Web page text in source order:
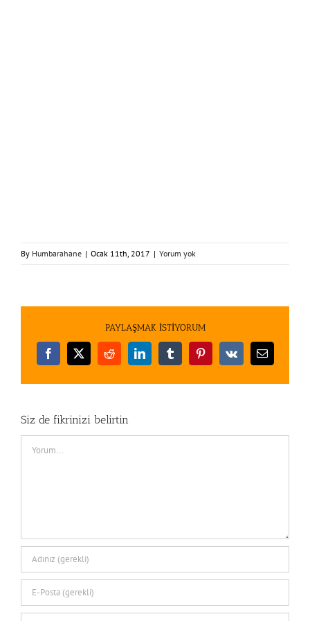
By Humbarahane | Ocak 11th, 2017 | Yorum yok
PAYLAŞMAK İSTİYORUM
Facebook
X RedditLinkedInTumblrPinterest
Vk
E-
Siz de fikrinizi belirtin